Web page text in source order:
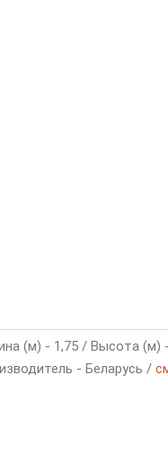
(м) - 1,75 / Высота (м)
- Беларусь /